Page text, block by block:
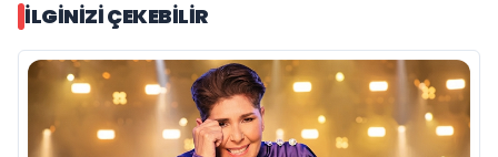
İLGINIZI ÇEKEBILIR